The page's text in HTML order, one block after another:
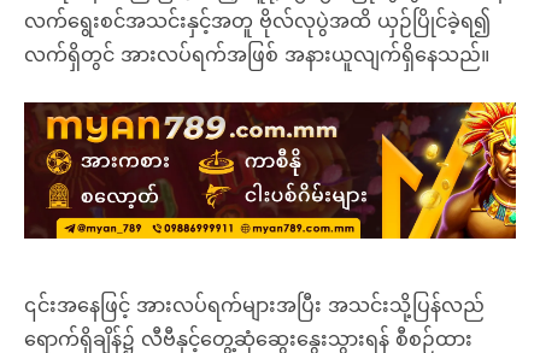
လက်ရွေးစင်အသင်းနှင့်အတူ ဗိုလ်လုပွဲအထိ ယှဉ်ပြိုင်ခဲ့ရ၍
လက်ရှိတွင် အားလပ်ရက်အဖြစ် အနားယူလျက်ရှိနေသည်။
၎င်းအနေဖြင့် အားလပ်ရက်များအပြီး အသင်းသို့ပြန်လည်
ရောက်ရှိချိန်၌ လီဗီနှင့်တွေ့ဆုံဆွေးနွေးသွားရန် စီစဉ်ထား